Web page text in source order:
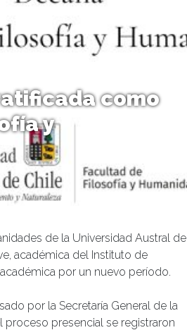
como
y
de la Universidad Austral de
académica del Instituto de
por un nuevo período.
por la Secretaría General de la
proceso presencial se registraron